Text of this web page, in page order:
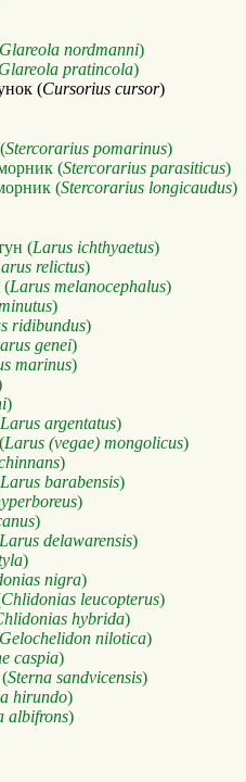
Glareola nordmanni)
Glareola pratincola)
(Cursorius cursor)
Stercorarius pomarinus)
(Stercorarius parasiticus)
(Stercorarius longicaudus)
(Larus ichthyaetus)
relictus)
(Larus melanocephalus)
)
ridibundus)
genei)
marinus)
)
Larus argentatus)
Larus (vegae) mongolicus)
)
Larus barabensis)
)
)
Larus delawarensis)
)
nigra)
Chlidonias leucopterus)
hybrida)
Gelochelidon nilotica)
caspia)
Sterna sandvicensis)
hirundo)
albifrons)